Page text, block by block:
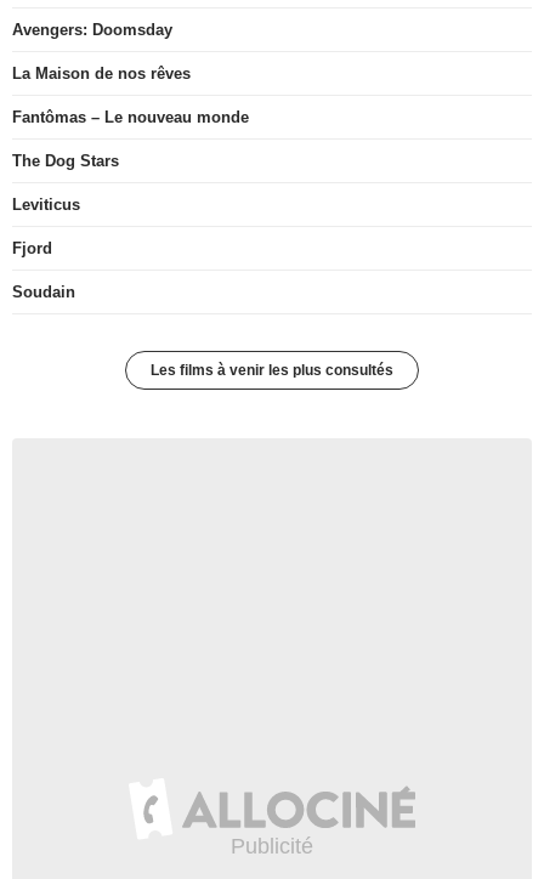
Avengers: Doomsday
La Maison de nos rêves
Fantômas – Le nouveau monde
The Dog Stars
Leviticus
Fjord
Soudain
Les films à venir les plus consultés